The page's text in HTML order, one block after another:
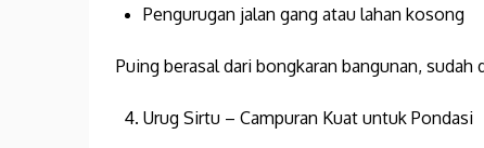
Pengurugan jalan gang atau lahan kosong
Puing berasal dari bongkaran bangunan, sudah
Urug Sirtu – Campuran Kuat untuk Pondasi